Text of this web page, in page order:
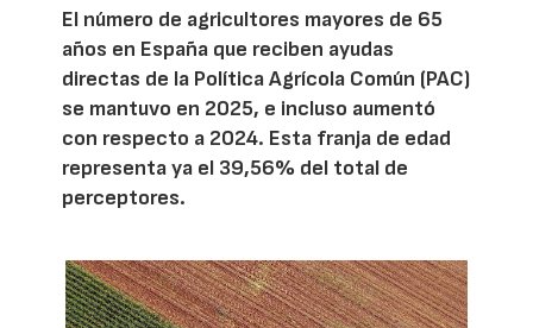
El número de agricultores mayores de 65
años en España que reciben ayudas
directas de la Política Agrícola Común (PAC)
se mantuvo en 2025, e incluso aumentó
con respecto a 2024. Esta franja de edad
representa ya el 39,56% del total de
perceptores.